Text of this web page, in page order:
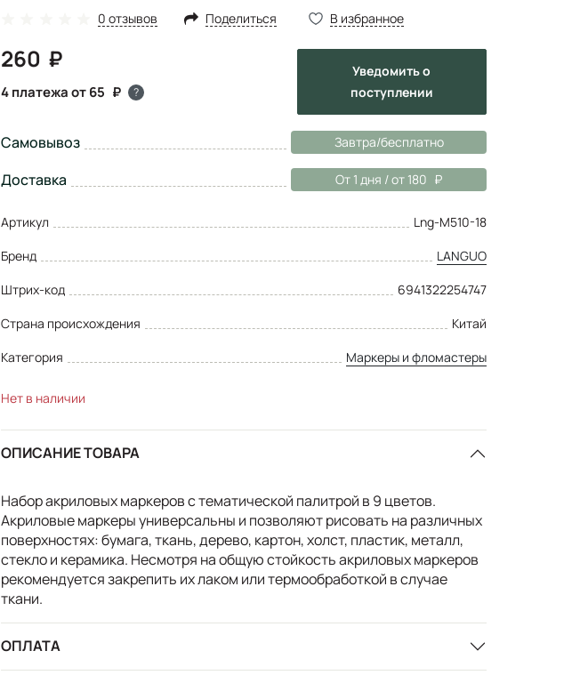
0 отзывов Поделиться В избранное
260
4 платежа от 65 ?
Уведомитьо
поступлении
Самовывоз Завтра/бесплатно
Доставка От 1 дня / от 180
Артикул
Lng-M510-18
Бренд
LANGUO
Штрих-код
6941322254747
Страна происхождения
Китай
Категория
Маркеры и фломастеры
Нет в наличии
ОПИСАНИЕ ТОВАРА
Набор акриловых маркеров с тематической палитрой в 9 цветов.
Акриловые маркеры универсальны и позволяют рисовать на различных
поверхностях: бумага, ткань, дерево, картон, холст, пластик, металл,
стекло и керамика. Несмотря на общую стойкость акриловых маркеров
рекомендуется закрепить их лаком или термообработкой в случае
ткани.
ОПЛАТА